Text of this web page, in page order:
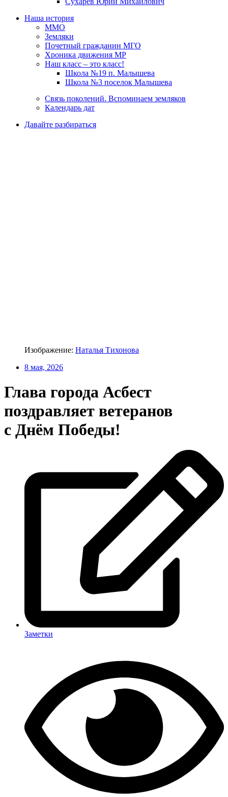
Наша история
ММО
Земляки
Почетный гражданин МГО
Хроника движения МР
Наш класс – это класс!
Школа №19 п. Малышева
Школа №3 поселок Малышева
Связь поколений. Вспоминаем земляков
Календарь дат
Давайте разбираться
Изображение: Наталья Тихонова
8 мая, 2026
Глава города Асбест
поздравляет ветеранов
с Днём Победы!
Заметки